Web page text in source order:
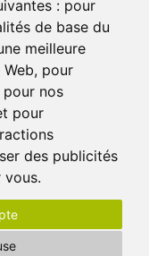
: pour
de base du
meilleure
, pour
nos
pour
des publicités
vous.
réservés. Conçu par